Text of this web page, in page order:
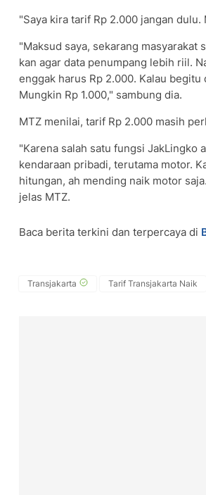
"Saya kira tarif Rp 2.000 jangan dulu.
"Maksud saya, sekarang
kan agar data penumpang lebih riil.
enggak harus Rp 2.000. Kalau
Mungkin Rp 1.000," sambung dia.
MTZ menilai, tarif Rp 2.000 masih
"Karena salah satu fungsi JakLingko
kendaraan pribadi, terutama motor.
hitungan, ah mending naik motor
jelas MTZ.
Baca berita terkini dan terpercaya di
Transjakarta Tarif Transjakarta Naik